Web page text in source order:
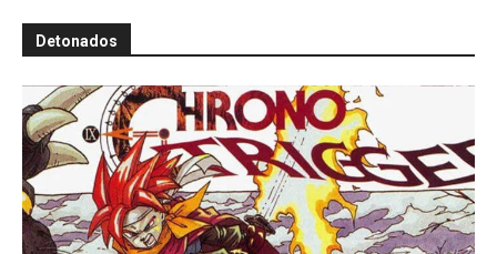
Detonados